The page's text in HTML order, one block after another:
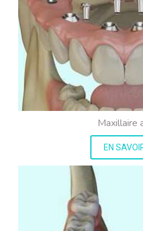
Maxillaire
EN